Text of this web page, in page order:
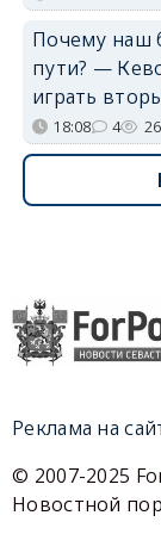
Почему наш
пути? —
играть
18:08 4
Реклама на
© 2007-2025
Новостной